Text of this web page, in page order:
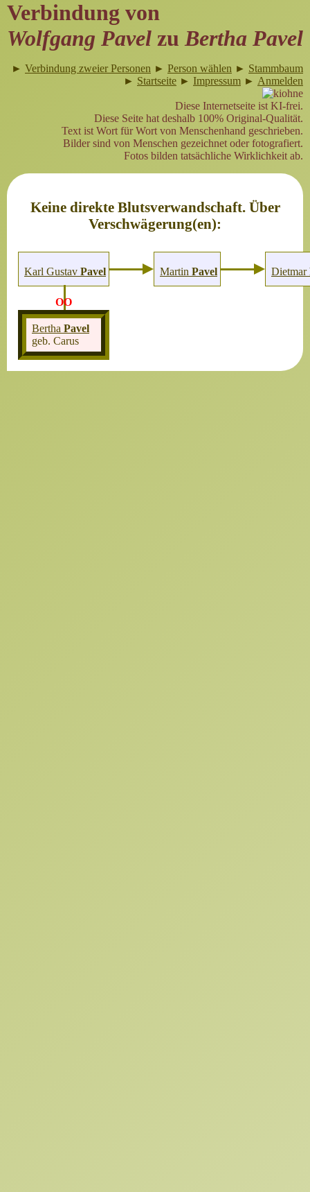
Verbindung von
Wolfgang Pavel zu Bertha Pavel
► Verbindung zweier Personen ► Person wählen ► Stammbaum
► Startseite ► Impressum ► Anmelden
Diese Internetseite ist KI-frei.
Diese Seite hat deshalb 100% Original-Qualität.
Text ist Wort für Wort von Menschenhand geschrieben.
Bilder sind von Menschen gezeichnet oder fotografiert.
Fotos bilden tatsächliche Wirklichkeit ab.
Keine direkte Blutsverwandschaft. Über
Verschwägerung(en):
Karl Gustav Pavel
OO
Bertha Pavel
geb. Carus
Martin Pavel Dietmar